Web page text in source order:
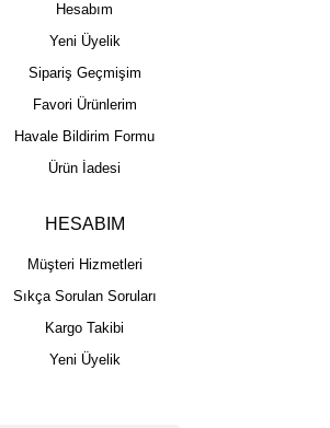
Hesabım
Yeni Üyelik
Sipariş Geçmişim
Favori Ürünlerim
Havale Bildirim Formu
Ürün İadesi
HESABIM
Müşteri Hizmetleri
Sıkça Sorulan Soruları
Kargo Takibi
Yeni Üyelik